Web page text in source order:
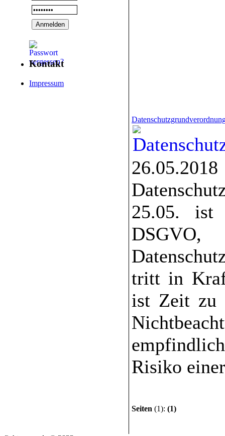
Kontakt
Impressum
25.05.
tritt in
ist Zeit zu
Risiko
Seiten (1): (1)